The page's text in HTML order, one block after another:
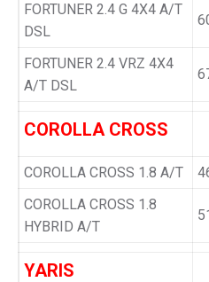
FORTUNER 2.4 G 4X4 A/T
DSL
FORTUNER 2.4 VRZ 4X4
A/T DSL
COROLLA CROSS
COROLLA CROSS 1.8 A/T
COROLLA CROSS 1.8
HYBRID A/T
YARIS